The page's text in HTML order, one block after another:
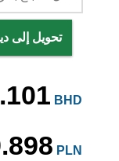
تحويل إلى
BHD
PLN